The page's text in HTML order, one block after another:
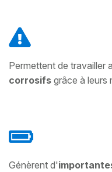
Permettent de travailler
corrosifs grâce à leurs
Génèrent d'